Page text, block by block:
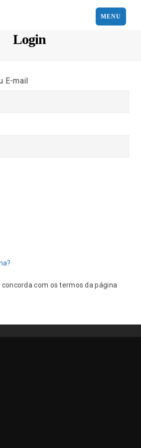
MENU
Login
E-mail
com os termos da página